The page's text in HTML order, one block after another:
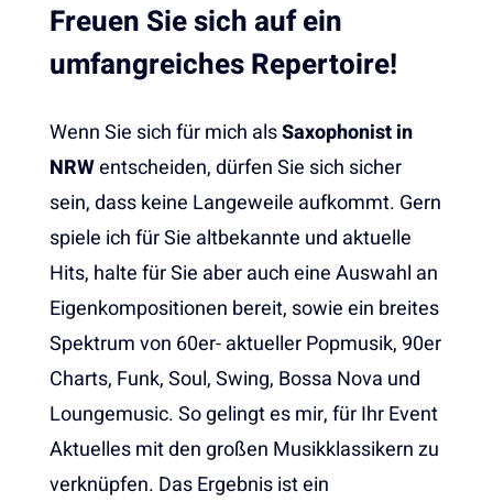
Freuen Sie sich auf ein
umfangreiches Repertoire!
Wenn Sie sich für mich alsSaxophonist in
NRWentscheiden, dürfen Sie sich sicher
sein, dass keine Langeweile aufkommt. Gern
spiele ich für Sie altbekannte und aktuelle
Hits, halte für Sie aber auch eine Auswahl an
Eigenkompositionen bereit, sowie ein breites
Spektrum von 60er- aktueller Popmusik, 90er
Charts, Funk, Soul, Swing, Bossa Nova und
Loungemusic. So gelingt es mir, für Ihr Event
Aktuelles mit den großen Musikklassikern zu
verknüpfen. Das Ergebnis ist ein